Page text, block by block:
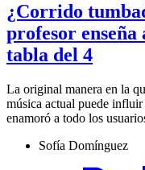
¿Corrido
profesor
tabla del 4
La original manera en la
música actual puede
enamoró a todo los
Sofía Domínguez